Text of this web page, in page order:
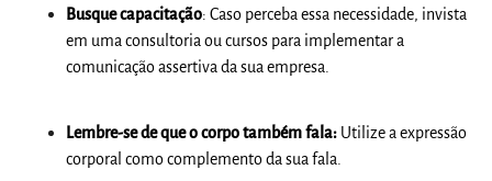
Busque capacitação: Caso perceba essa necessidade, invista
em uma consultoria ou cursos para implementar a
comunicação assertiva da sua empresa.
Lembre-se de que o corpo também fala: Utilize a expressão
corporal como complemento da sua fala.